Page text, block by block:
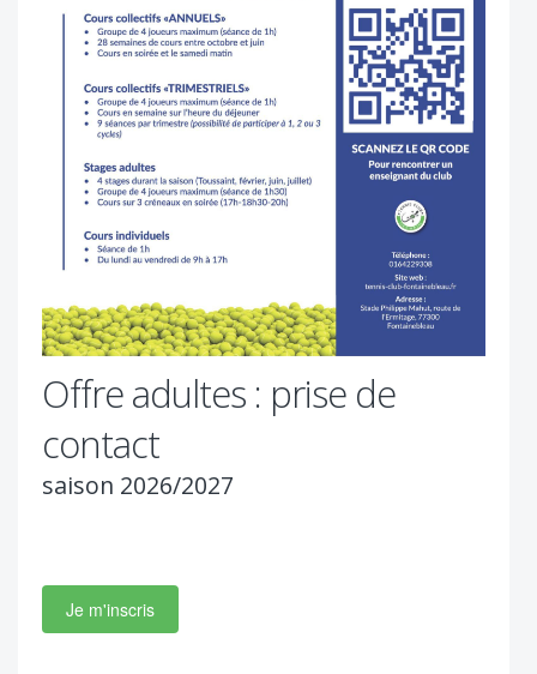
Offre adultes : prise de
contact
saison 2026/2027
Je m'inscris